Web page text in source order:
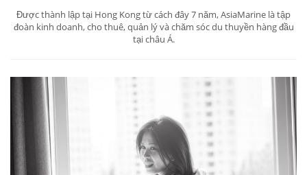
Được thành lập tại Hong Kong từ cách đây 7 năm, AsiaMarine là tập
đoàn kinh doanh, cho thuê, quản lý và chăm sóc du thuyền hàng đầu
tại châu Á.